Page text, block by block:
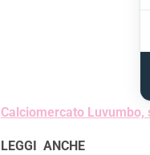
Calciomercato
LEGGI ANCHE